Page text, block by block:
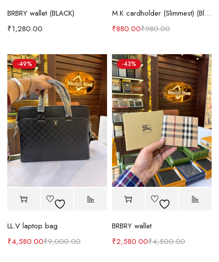
BRBRY wallet (BLACK)
₹1,280.00
M.K cardholder (Slimmest) (Black)
₹980.00
₹880.00
-49%
LL.V laptop bag
₹9,000.00
₹4,580.00
-43%
BRBRY wallet
₹4,500.00
₹2,580.00